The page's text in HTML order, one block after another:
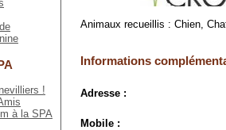
!
à la SPA
Animaux recueillis : Chien,
Informations
Adresse :
Mobile :